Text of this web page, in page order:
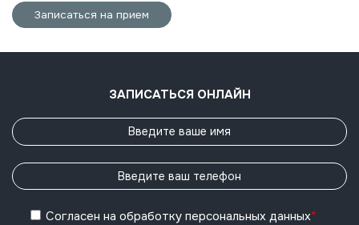
Записаться на прием
ЗАПИСАТЬСЯ ОНЛАЙН
Согласен на обработку персональных данных*